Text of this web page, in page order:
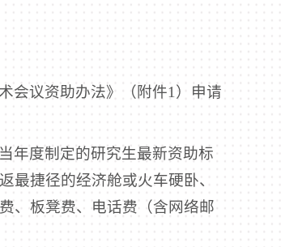
会议资助办法》（附件1）申请
年度制定的研究生最新资助标
最捷径的经济舱或火车硬卧、
、板凳费、电话费（含网络邮